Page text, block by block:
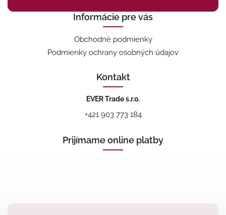
Informácie pre vás
Obchodné podmienky
Podmienky ochrany osobných údajov
Kontakt
EVER Trade s.r.o.
+421 903 773 184
Prijímame online platby